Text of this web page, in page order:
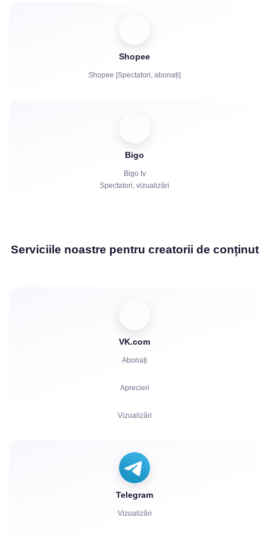
Shopee
Shopee [Spectatori, abonați]
Bigo
Bigo tv
Spectatori, vizualizări
Serviciile noastre pentru creatorii de conținut
VK.com
Abonați
Aprecieri
Vizualizări
Voturi
Ascultări
Telegram
Vizualizări